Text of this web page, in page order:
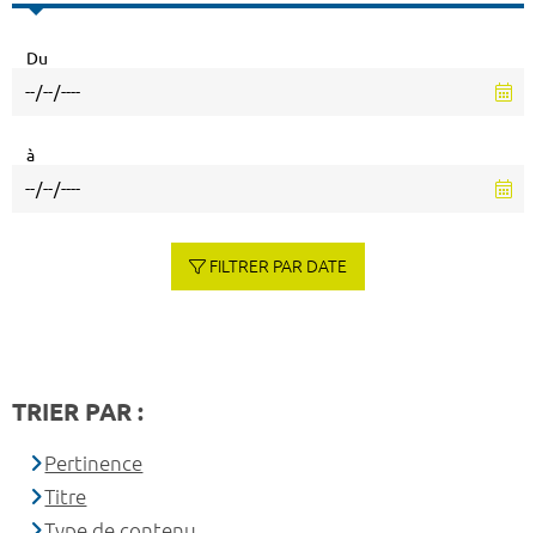
Du
à
FILTRER PAR DATE
TRIER PAR :
Pertinence
Titre